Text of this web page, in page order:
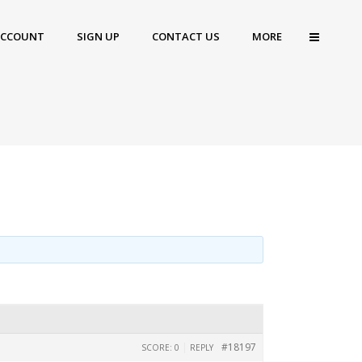
SIGN UP CONTACT US MORE
#18197
SCORE: 0 REPLY